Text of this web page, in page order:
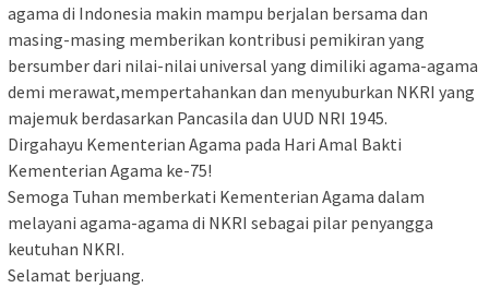
agama di Indonesia makin mampu berjalan bersama dan
masing-masing memberikan kontribusi pemikiran yang
bersumber dari nilai-nilai universal yang dimiliki agama-agama
demi merawat,mempertahankan dan menyuburkan NKRI yang
majemuk berdasarkan Pancasila dan UUD NRI 1945.
Dirgahayu Kementerian Agama pada Hari Amal Bakti
Kementerian Agama ke-75!
Semoga Tuhan memberkati Kementerian Agama dalam
melayani agama-agama di NKRI sebagai pilar penyangga
keutuhan NKRI.
Selamat berjuang.